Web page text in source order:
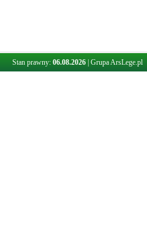
Stan prawny: 06.08.2026 Grupa ArsLege.pl